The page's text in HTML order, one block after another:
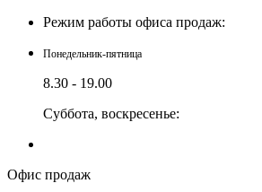
Режим работы офиса продаж:
Понедельник-пятница
8.30 - 19.00
Суббота, воскресенье:
Офис продаж